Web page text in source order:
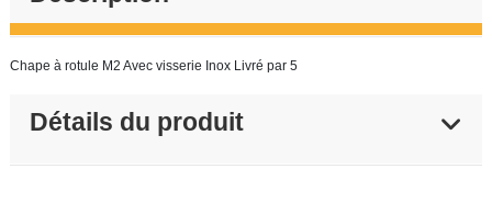
Chape à rotule M2 Avec visserie Inox Livré par 5
Détails du produit